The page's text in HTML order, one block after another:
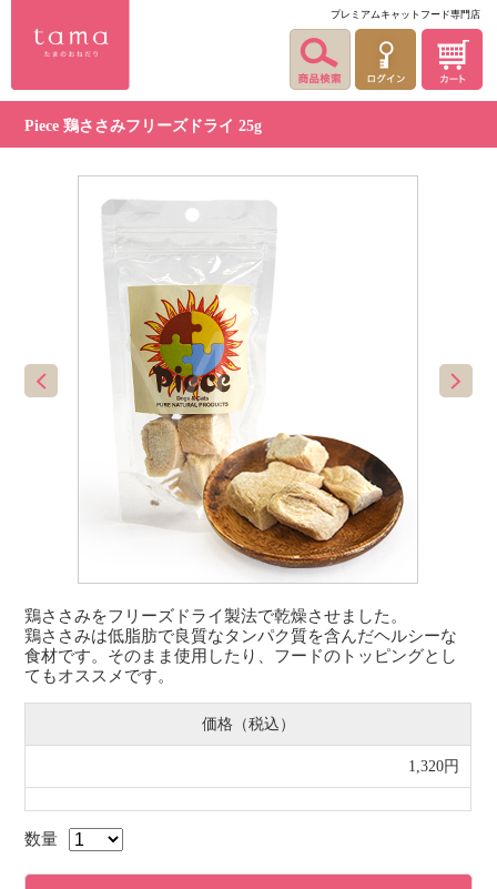
プレミアムキャットフード専門店
Piece 鶏ささみフリーズドライ 25g
鶏ささみをフリーズドライ製法で乾燥させました。
鶏ささみは低脂肪で良質なタンパク質を含んだヘルシーな
食材です。そのまま使用したり、フードのトッピングとし
てもオススメです。
価格（税込）
1,320円
数量